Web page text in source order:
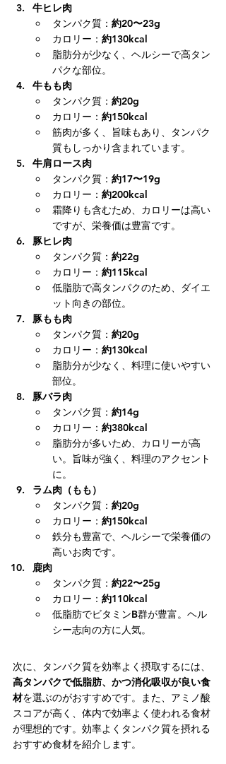
牛ヒレ肉
タンパク質： 約20〜23g
カロリー： 約130kcal
脂肪分が少なく、ヘルシーで高タン
パクな部位。
牛もも肉
タンパク質： 約20g
カロリー： 約150kcal
筋肉が多く、旨味もあり、タンパク
質もしっかり含まれています。
牛肩ロース肉
タンパク質： 約17〜19g
カロリー： 約200kcal
霜降りも含むため、カロリーは高い
ですが、栄養価は豊富です。
豚ヒレ肉
タンパク質： 約22g
カロリー： 約115kcal
低脂肪で高タンパクのため、ダイエ
ット向きの部位。
豚もも肉
タンパク質： 約20g
カロリー： 約130kcal
脂肪分が少なく、料理に使いやすい
部位。
豚バラ肉
タンパク質： 約14g
カロリー： 約380kcal
脂肪分が多いため、カロリーが高
い。旨味が強く、料理のアクセント
に。
ラム肉（もも）
タンパク質： 約20g
カロリー： 約150kcal
鉄分も豊富で、ヘルシーで栄養価の
高いお肉です。
鹿肉
タンパク質： 約22〜25g
カロリー： 約110kcal
低脂肪でビタミンB群が豊富。ヘル
シー志向の方に人気。
次に、タンパク質を効率よく摂取するには、
高タンパクで低脂肪、かつ消化吸収が良い食
材を選ぶのがおすすめです。また、アミノ酸
スコアが高く、体内で効率よく使われる食材
が理想的です。効率よくタンパク質を摂れる
おすすめ食材を紹介します。